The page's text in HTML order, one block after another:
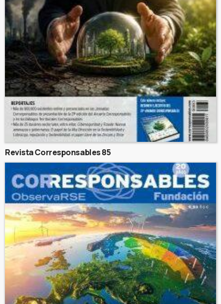
Revista Corresponsables 85